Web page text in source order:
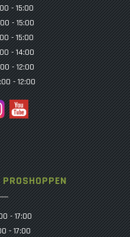
- 15:00
- 15:00
- 15:00
- 14:00
- 12:00
- 12:00
- 17:00
- 17:00